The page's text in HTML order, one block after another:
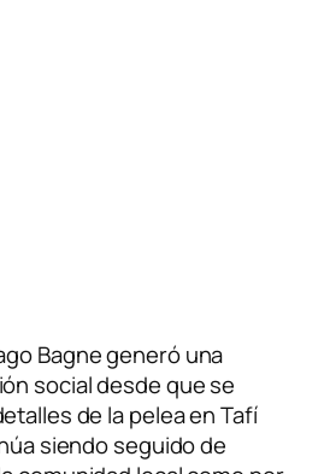
Bagne generó una
social desde que se
de la pelea en Tafí
siendo seguido de